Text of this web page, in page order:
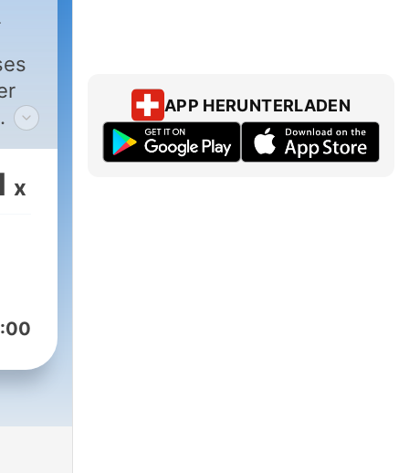
du
x
APP HERUNTERLADEN